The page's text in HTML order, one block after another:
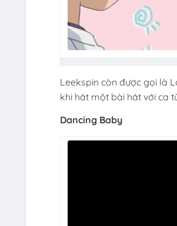
Leekspin còn được gọi là
khi hát một bài hát với ca
Dancing Baby